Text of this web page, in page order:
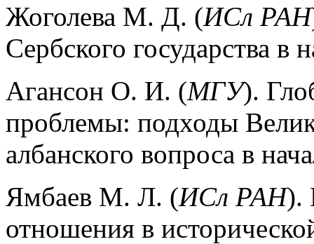
Жоголева М. Д. (ИСл РАН
Сербского государства в
Агансон О. И. (МГУ).
проблемы: подходы
албанского вопроса в
Ямбаев М. Л. (ИСл РАН).
отношения в